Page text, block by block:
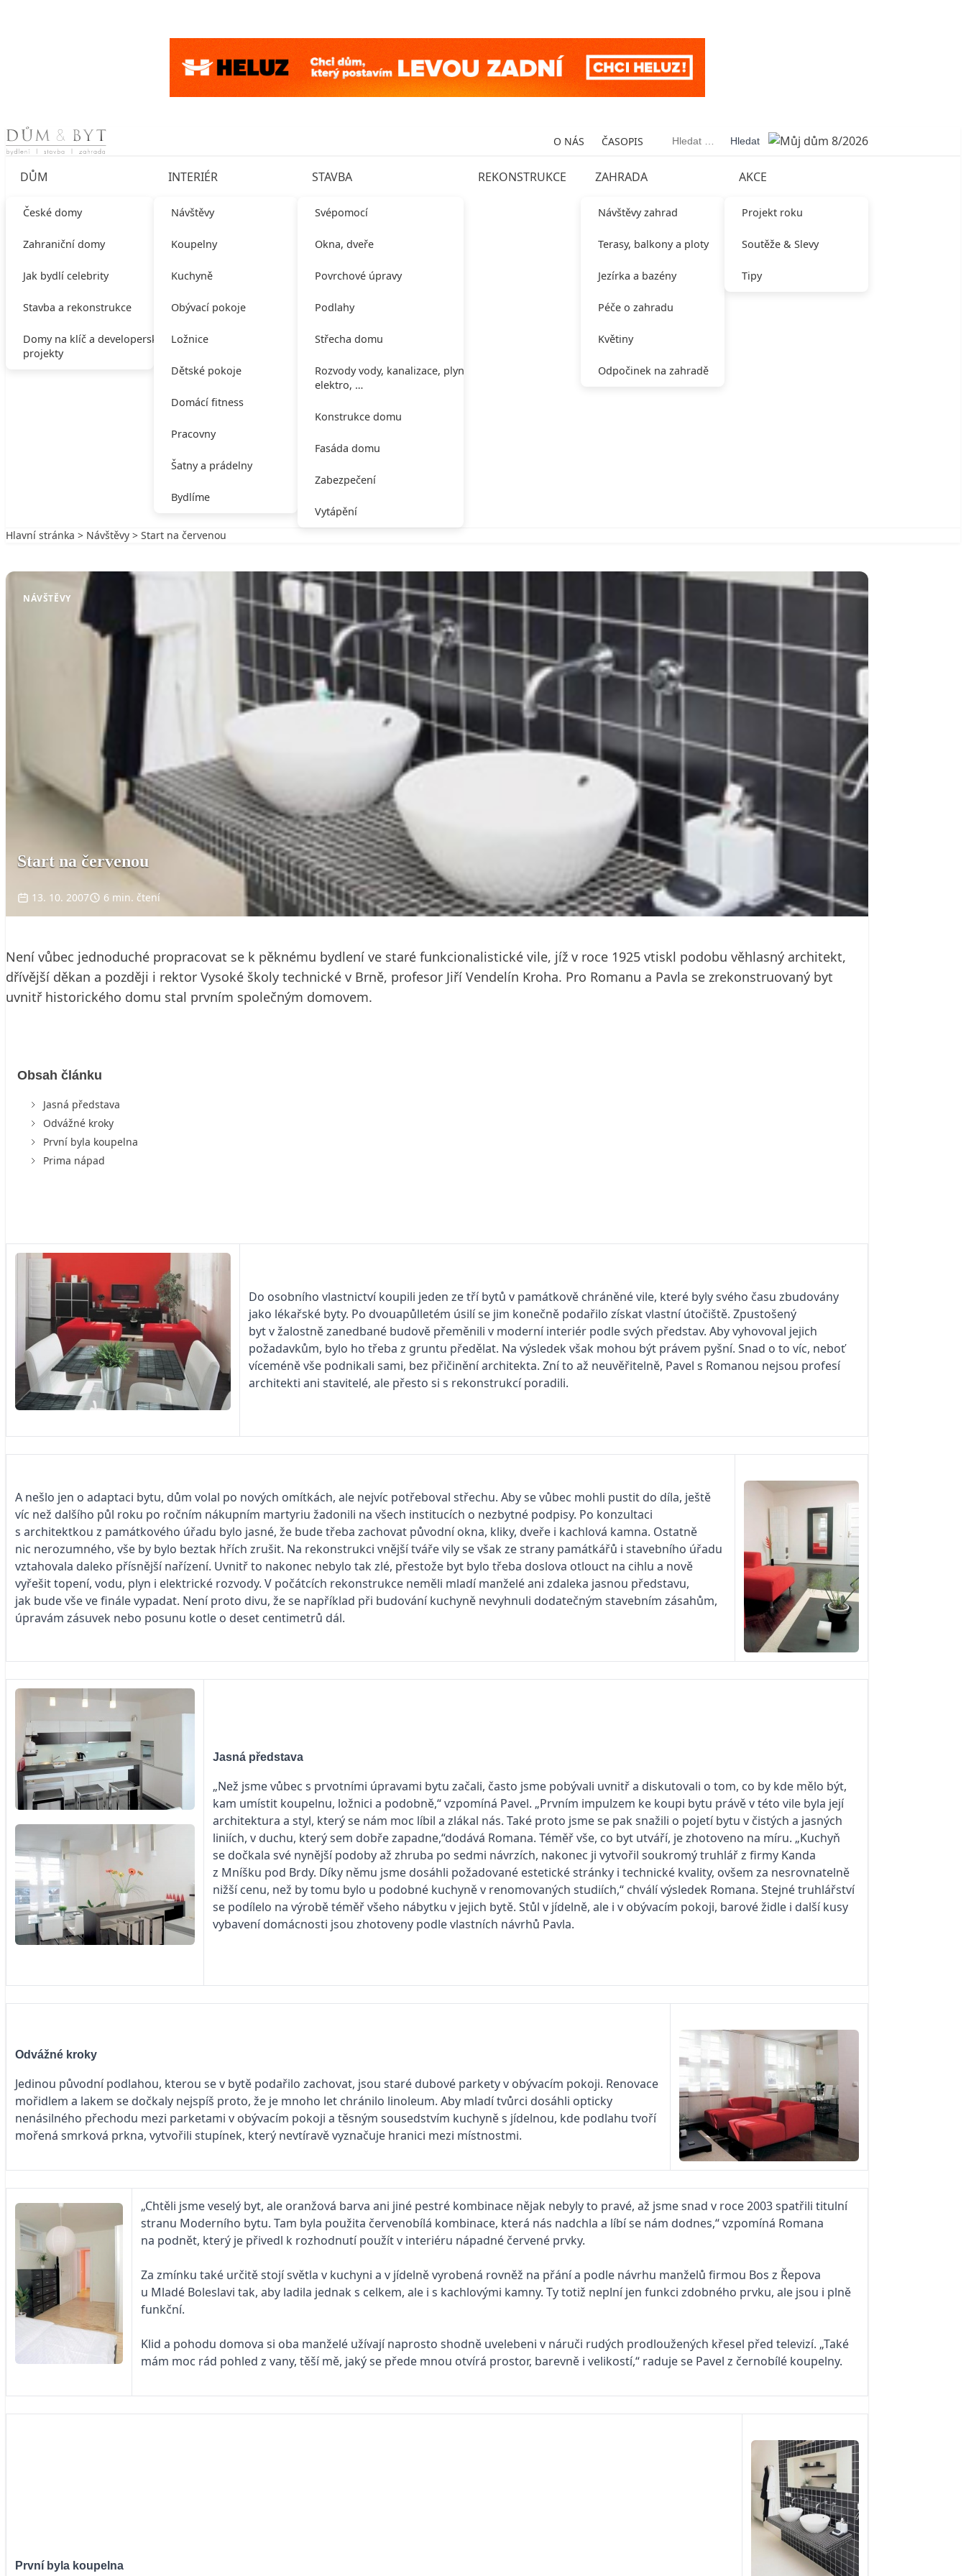
Skip to content O NÁS ČASOPIS Vyhledávání
DŮM
České domy
Zahraniční domy
Jak bydlí celebrity
Stavba a rekonstrukce
Domy na klíč a developerské
projekty
INTERIÉR
Návštěvy
Koupelny
Kuchyně
Obývací pokoje
Ložnice
Dětské pokoje
Domácí fitness
Pracovny
Šatny a prádelny
Bydlíme
STAVBA
Svépomocí
Okna, dveře
Povrchové úpravy
Podlahy
Střecha domu
Rozvody vody, kanalizace, plynu,
elektro, …
Konstrukce domu
Fasáda domu
Zabezpečení
Vytápění
REKONSTRUKCE ZAHRADA
Návštěvy zahrad
Terasy, balkony a ploty
Jezírka a bazény
Péče o zahradu
Květiny
Odpočinek na zahradě
AKCE
Projekt roku
Soutěže & Slevy
Tipy
Hlavní stránka > Návštěvy > Start na červenou
NÁVŠTĚVY
Start na červenou
13. 10. 2007 6 min. čtení
Není vůbec jednoduché propracovat se k pěknému bydlení ve staré funkcionalistické vile, jíž v roce 1925 vtiskl podobu věhlasný architekt,
dřívější děkan a později i rektor Vysoké školy technické v Brně, profesor Jiří Vendelín Kroha. Pro Romanu a Pavla se zrekonstruovaný byt
uvnitř historického domu stal prvním společným domovem.
Obsah článku
Jasná představa
Odvážné kroky
První byla koupelna
Prima nápad
Do osobního vlastnictví koupili jeden ze tří bytů v památkově chráněné vile, které byly svého času zbudovány
jako lékařské byty. Po dvouapůlletém úsilí se jim konečně podařilo získat vlastní útočiště. Zpustošený
byt v žalostně zanedbané budově přeměnili v moderní interiér podle svých představ. Aby vyhovoval jejich
požadavkům, bylo ho třeba z gruntu předělat. Na výsledek však mohou být právem pyšní. Snad o to víc, neboť
víceméně vše podnikali sami, bez přičinění architekta. Zní to až neuvěřitelně, Pavel s Romanou nejsou profesí
architekti ani stavitelé, ale přesto si s rekonstrukcí poradili.
A nešlo jen o adaptaci bytu, dům volal po nových omítkách, ale nejvíc potřeboval střechu. Aby se vůbec mohli pustit do díla, ještě
víc než dalšího půl roku po ročním nákupním martyriu žadonili na všech institucích o nezbytné podpisy. Po konzultaci
s architektkou z památkového úřadu bylo jasné, že bude třeba zachovat původní okna, kliky, dveře i kachlová kamna. Ostatně
nic nerozumného, vše by bylo beztak hřích zrušit. Na rekonstrukci vnější tváře vily se však ze strany památkářů i stavebního úřadu
vztahovala daleko přísnější nařízení. Uvnitř to nakonec nebylo tak zlé, přestože byt bylo třeba doslova otlouct na cihlu a nově
vyřešit topení, vodu, plyn i elektrické rozvody. V počátcích rekonstrukce neměli mladí manželé ani zdaleka jasnou představu,
jak bude vše ve finále vypadat. Není proto divu, že se například při budování kuchyně nevyhnuli dodatečným stavebním zásahům,
úpravám zásuvek nebo posunu kotle o deset centimetrů dál.
Jasná představa
„Než jsme vůbec s prvotními úpravami bytu začali, často jsme pobývali uvnitř a diskutovali o tom, co by kde mělo být,
kam umístit koupelnu, ložnici a podobně,“ vzpomíná Pavel. „Prvním impulzem ke koupi bytu právě v této vile byla její
architektura a styl, který se nám moc líbil a zlákal nás. Také proto jsme se pak snažili o pojetí bytu v čistých a jasných
liniích, v duchu, který sem dobře zapadne,“dodává Romana. Téměř vše, co byt utváří, je zhotoveno na míru. „Kuchyň
se dočkala své nynější podoby až zhruba po sedmi návrzích, nakonec ji vytvořil soukromý truhlář z firmy Kanda
z Mníšku pod Brdy. Díky němu jsme dosáhli požadované estetické stránky i technické kvality, ovšem za nesrovnatelně
nižší cenu, než by tomu bylo u podobné kuchyně v renomovaných studiích,“ chválí výsledek Romana. Stejné truhlářství
se podílelo na výrobě téměř všeho nábytku v jejich bytě. Stůl v jídelně, ale i v obývacím pokoji, barové židle i další kusy
vybavení domácnosti jsou zhotoveny podle vlastních návrhů Pavla.
Odvážné kroky
Jedinou původní podlahou, kterou se v bytě podařilo zachovat, jsou staré dubové parkety v obývacím pokoji. Renovace
mořidlem a lakem se dočkaly nejspíš proto, že je mnoho let chránilo linoleum. Aby mladí tvůrci dosáhli opticky
nenásilného přechodu mezi parketami v obývacím pokoji a těsným sousedstvím kuchyně s jídelnou, kde podlahu tvoří
mořená smrková prkna, vytvořili stupínek, který nevtíravě vyznačuje hranici mezi místnostmi.
„Chtěli jsme veselý byt, ale oranžová barva ani jiné pestré kombinace nějak nebyly to pravé, až jsme snad v roce 2003 spatřili titulní
stranu Moderního bytu. Tam byla použita červenobílá kombinace, která nás nadchla a líbí se nám dodnes,“ vzpomíná Romana
na podnět, který je při­vedl k rozhodnutí použít v inte­riéru nápadné červené prvky.
Za zmínku také určitě stojí světla v kuchyni a v jídelně vyrobená rovněž na přání a podle návrhu manželů firmou Bos z Řepova
u Mladé Boleslavi tak, aby ladila jednak s celkem, ale i s kachlovými kamny. Ty totiž neplní jen funkci zdobného prvku, ale jsou i plně
funkční.
Klid a pohodu domova si oba manželé užívají naprosto shodně uvelebeni v náruči rudých prodloužených křesel před televizí. „Také
mám moc rád pohled z vany, těší mě, jaký se přede mnou otvírá prostor, barevně i velikostí,“ raduje se Pavel z černobílé koupelny.
První byla koupelna